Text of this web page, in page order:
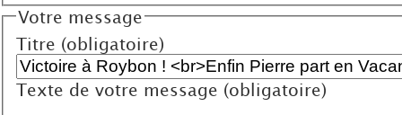
Votre message
Titre (obligatoire)
Texte de votre message (obligatoire)